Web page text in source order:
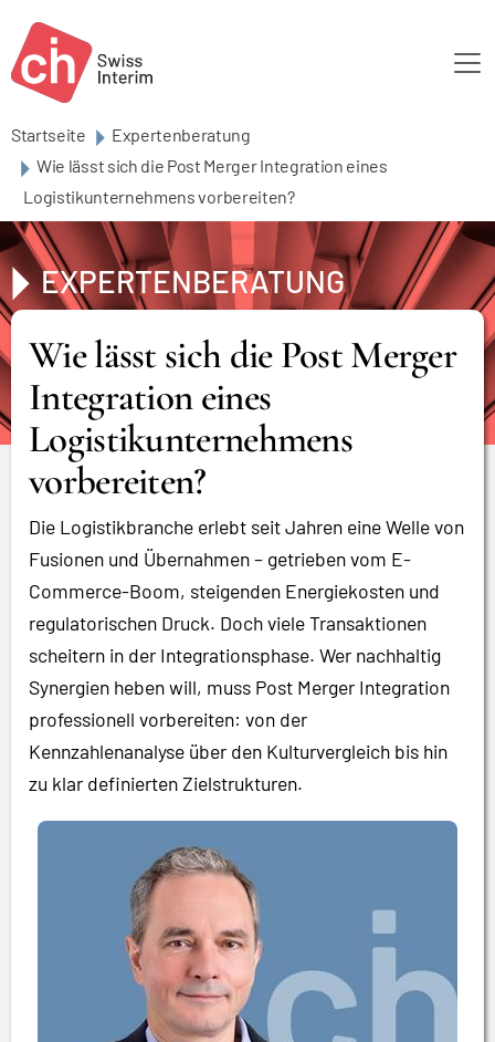
Startseite
Expertenberatung
Wie lässt sich die Post Merger Integration eines
Logistikunternehmens vorbereiten?
EXPERTENBERATUNG
Wie lässt sich die Post Merger
Integration eines
Logistikunternehmens
vorbereiten?
Die Logistikbranche erlebt seit Jahren eine Welle von
Fusionen und Übernahmen – getrieben vom E-
Commerce-Boom, steigenden Energiekosten und
regulatorischen Druck. Doch viele Transaktionen
scheitern in der Integrationsphase. Wer nachhaltig
Synergien heben will, muss Post Merger Integration
professionell vorbereiten: von der
Kennzahlenanalyse über den Kulturvergleich bis hin
zu klar definierten Zielstrukturen.